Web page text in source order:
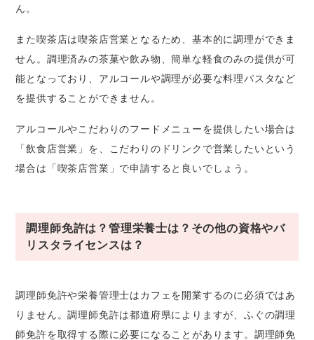
ん。
また喫茶店は喫茶店営業となるため、基本的に調理ができま
せん。調理済みの茶菓や飲み物、簡単な軽食のみの提供が可
能となっており、アルコールや調理が必要な料理パスタなど
を提供することができません。
アルコールやこだわりのフードメニューを提供したい場合は
「飲食店営業」を、こだわりのドリンクで営業したいという
場合は「喫茶店営業」で申請すると良いでしょう。
調理師免許は？管理栄養士は？その他の資格やバ
リスタライセンスは？
調理師免許や栄養管理士はカフェを開業するのに必須ではあ
りません。調理師免許は都道府県によりますが、ふぐの調理
師免許を取得する際に必要になることがあります。調理師免